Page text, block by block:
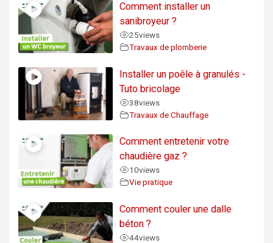
Comment installer un
sanibroyeur ?
25views
Travaux de plomberie
Installer un poêle à granulés -
Tuto bricolage
38views
Travaux de Chauffage
Comment entretenir votre
chaudière gaz ?
10views
Vie pratique
Comment couler une dalle
béton ?
44views